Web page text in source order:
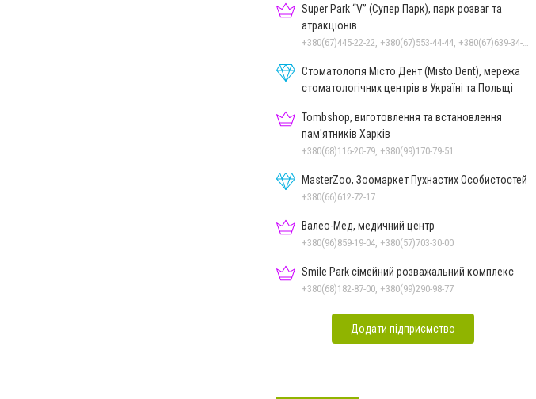
Super Park “V” (Супер Парк), парк розваг та
атракціонів
Стоматологія Місто Дент (Misto Dent), мережа
стоматологічних центрів в Україні та Польщі
Tombshop, виготовлення та встановлення
пам'ятників Харків
+380(68)116-20-79, +380(99)170-79-51
MasterZoo, Зоомаркет Пухнастих Особистостей
+380(66)612-72-17
Валео-Мед, медичний центр
+380(96)859-19-04, +380(57)703-30-00
Smile Park сімейний розважальний комплекс
+380(68)182-87-00, +380(99)290-98-77
Додати підприємство